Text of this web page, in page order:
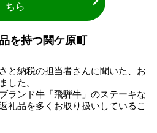
ちら
を持つ関ケ原町
と納税の担当者さんに聞いた、お
した。
ランド牛「飛騨牛」のステーキな
礼品を多くお取り扱いしているこ